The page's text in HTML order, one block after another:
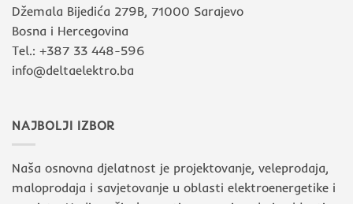
Džemala Bijedića 279B, 71000 Sarajevo
Bosna i Hercegovina
Tel.: +387 33 448-596
info@deltaelektro.ba
NAJBOLJI IZBOR
Naša osnovna djelatnost je projektovanje, veleprodaja,
maloprodaja i savjetovanje u oblasti elektroenergetike i